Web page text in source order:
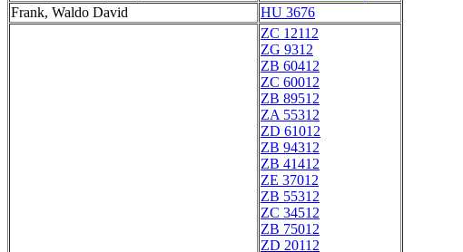
Frank, Waldo David
HU 3676
ZC 12112
ZG 9312
ZB 60412
ZC 60012
ZB 89512
ZA 55312
ZD 61012
ZB 94312
ZB 41412
ZE 37012
ZB 55312
ZC 34512
ZB 75012
ZD 20112